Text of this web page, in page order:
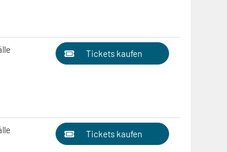
Tickets kaufen
Tickets kaufen